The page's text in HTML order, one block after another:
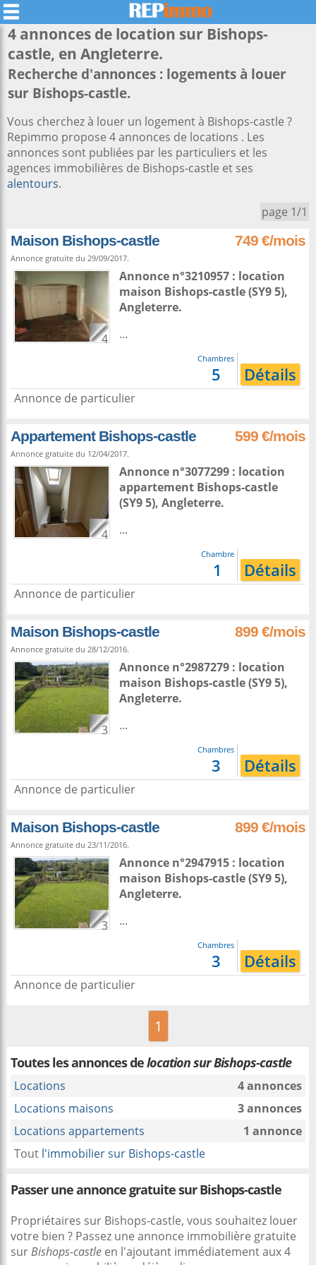
4 annonces de location sur Bishops-
castle, en Angleterre.
Recherche d'annonces : logements à louer
sur Bishops-castle.
Vous cherchez à louer un logement à Bishops-castle ?
Repimmo propose 4 annonces de locations . Les
annonces sont publiées par les particuliers et les
agences immobilières de Bishops-castle et ses
alentours.
page 1/1
Maison Bishops-castle 749 €/mois
Annonce gratuite du 29/09/2017.
4
Annonce n°3210957 : location
maison Bishops-castle(SY9 5),
Angleterre.
...
Chambres
5 Détails
Annonce de particulier
Appartement Bishops-castle 599 €/mois
Annonce gratuite du 12/04/2017.
4
Annonce n°3077299 : location
appartement Bishops-castle
(SY9 5), Angleterre.
...
Chambre
1 Détails
Annonce de particulier
Maison Bishops-castle 899 €/mois
Annonce gratuite du 28/12/2016.
3
Annonce n°2987279 : location
maison Bishops-castle(SY9 5),
Angleterre.
...
Chambres
3 Détails
Annonce de particulier
Maison Bishops-castle 899 €/mois
Annonce gratuite du 23/11/2016.
3
Annonce n°2947915 : location
maison Bishops-castle(SY9 5),
Angleterre.
...
Chambres
3 Détails
Annonce de particulier
1
Toutes les annonces delocation sur Bishops-castle
Locations
4 annonces
Locations maisons
3 annonces
Locations appartements
1 annonce
Tout l'immobilier sur Bishops-castle
Passer une annonce gratuite sur Bishops-castle
Propriétaires sur Bishops-castle, vous souhaitez louer
votre bien ? Passez une annonce immobilière gratuite
surBishops-castle en l'ajoutant immédiatement aux 4